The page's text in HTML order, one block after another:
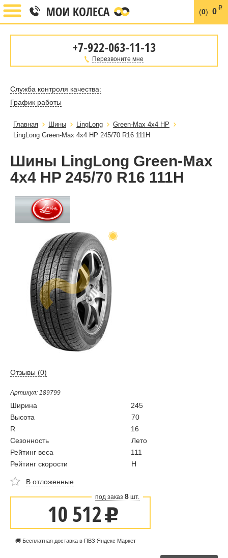
(0): 0 i
+7-922-063-11-13
Перезвоните мне
Служба контроля качества:
График работы
Главная Шины LingLong
Green-Max 4x4 HP
LingLong Green-Max 4x4 HP 245/70 R16 111H
Шины LingLong Green-Max
4x4 HP 245/70 R16 111H
Отзывы (0)
Артикул: 189799
Ширина
245
Высота
70
R
16
Сезонность
Лето
Рейтинг веса
111
Рейтинг скорости
H
В отложенные
под заказ 8 шт.
10 512u
🚚 Бесплатная доставка в ПВЗ Яндекс Маркет